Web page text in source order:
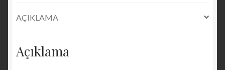
80
120
AÇIKLAMA
Açıklama